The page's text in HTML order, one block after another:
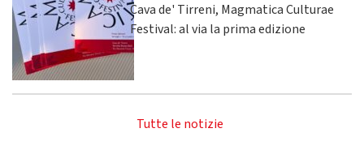
Cava de' Tirreni, Magmatica Culturae
Festival: al via la prima edizione
Tutte le notizie